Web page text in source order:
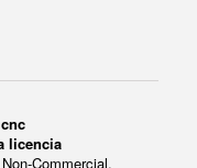
licencia
Commercial.